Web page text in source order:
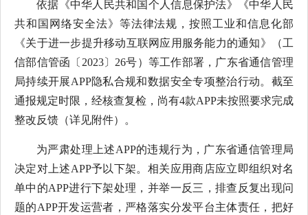
依据《中华人民共和国个人信息保护法》《中华人民
共和国网络安全法》等法律法规，按照工业和信息化部
《关于进一步提升移动互联网应用服务能力的通知》（工
信部信管函〔2023〕26号）等工作部署，广东省通信管理
局持续开展APP隐私合规和数据安全专项整治行动。截至
通报规定时限，经核查复检，尚有4款APP未按照要求完成
整改反馈（详见附件）。
为严肃处理上述APP的违规行为，广东省通信管理局
决定对上述APP予以下架。相关应用商店应立即组织对名
单中的APP进行下架处理，并举一反三，排查反复出现问
题的APP开发运营者，严格落实分发平台主体责任，把好